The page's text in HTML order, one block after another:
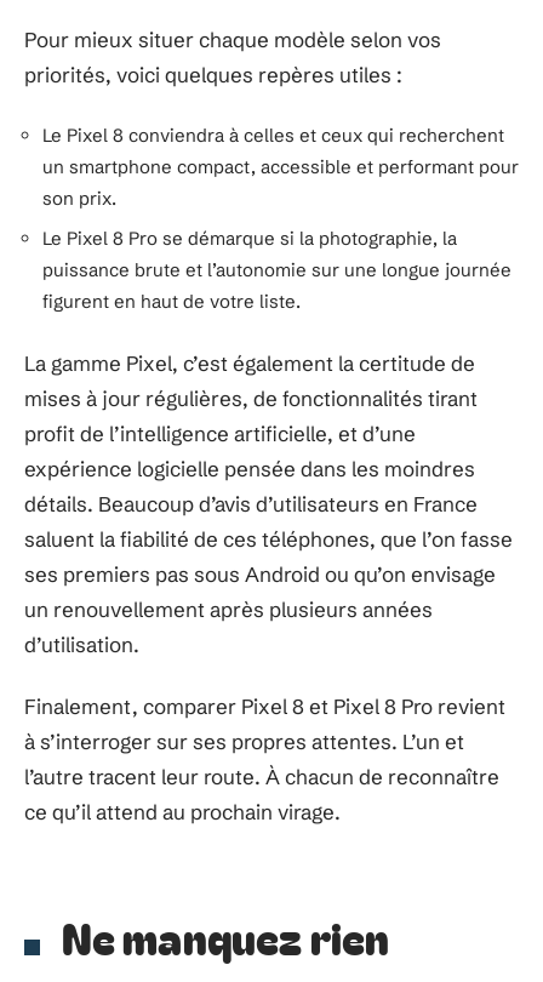
Pour mieux situer chaque modèle selon vos
priorités, voici quelques repères utiles :
Le Pixel 8 conviendra à celles et ceux qui recherchent
un smartphone compact, accessible et performant pour
son prix.
Le Pixel 8 Pro se démarque si la photographie, la
puissance brute et l’autonomie sur une longue journée
figurent en haut de votre liste.
La gamme Pixel, c’est également la certitude de
mises à jour régulières, de fonctionnalités tirant
profit de l’intelligence artificielle, et d’une
expérience logicielle pensée dans les moindres
détails. Beaucoup d’avis d’utilisateurs en France
saluent la fiabilité de ces téléphones, que l’on fasse
ses premiers pas sous Android ou qu’on envisage
un renouvellement après plusieurs années
d’utilisation.
Finalement, comparer Pixel 8 et Pixel 8 Pro revient
à s’interroger sur ses propres attentes. L’un et
l’autre tracent leur route. À chacun de reconnaître
ce qu’il attend au prochain virage.
Ne manquez rien